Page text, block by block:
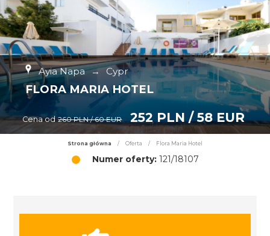
Ayia Napa → Cypr
FLORA MARIA HOTEL
Cena od 260 PLN / 60 EUR 252 PLN / 58 EUR
Strona główna / Oferta / Flora Maria Hotel
Numer oferty:121/18107